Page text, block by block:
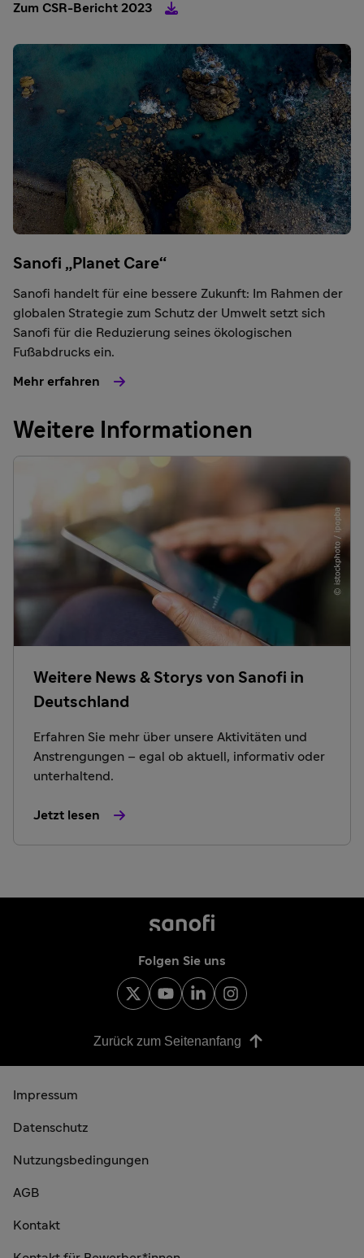
Zum CSR-Bericht 2023
Sanofi „Planet Care“
Sanofi handelt für eine bessere Zukunft: Im Rahmen der
globalen Strategie zum Schutz der Umwelt setzt sich
Sanofi für die Reduzierung seines ökologischen
Fußabdrucks ein.
Mehr erfahren
Weitere Informationen
Weitere News & Storys von Sanofi in
Deutschland
Erfahren Sie mehr über unsere Aktivitäten und
Anstrengungen – egal ob aktuell, informativ oder
unterhaltend.
Jetzt lesen
Folgen Sie uns
Zurück zum Seitenanfang
Impressum
Datenschutz
Nutzungsbedingungen
AGB
Kontakt